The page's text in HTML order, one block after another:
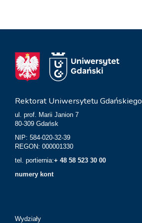
Rektorat Uniwersytetu Gdańskiego
ul. prof. Marii Janion 7
80-309 Gdańsk
NIP: 584-020-32-39
REGON: 000001330
tel. portiernia:+ 48 58 523 30 00
numery kont
Wydziały